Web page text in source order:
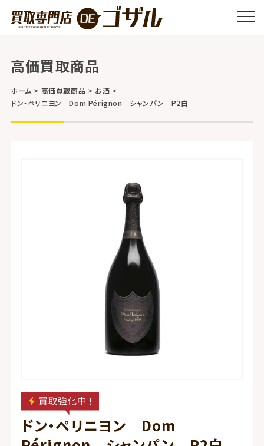
高価買取商品
ホーム 高価買取商品
お酒
ドン・ペリニヨン Dom Pérignon シャンパン P2白
ドン・ペリニヨン Dom